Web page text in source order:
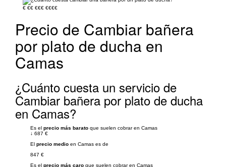
€ €€ €€€ €€€€
Precio de Cambiar bañera
por plato de ducha en
Camas
¿Cuánto cuesta un servicio de
Cambiar bañera por plato de ducha
en Camas?
Es el precio más barato que suelen cobrar en Camas
↓ 687 €
El precio medio en Camas es de
847 €
Es el precio más caro que suelen cobrar en Camas